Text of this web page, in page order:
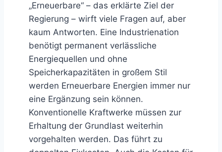
„Erneuerbare“ – das erklärte Ziel der
Regierung – wirft viele Fragen auf, aber
kaum Antworten. Eine Industrienation
benötigt permanent verlässliche
Energiequellen und ohne
Speicherkapazitäten in großem Stil
werden Erneuerbare Energien immer nur
eine Ergänzung sein können.
Konventionelle Kraftwerke müssen zur
Erhaltung der Grundlast weiterhin
vorgehalten werden. Das führt zu